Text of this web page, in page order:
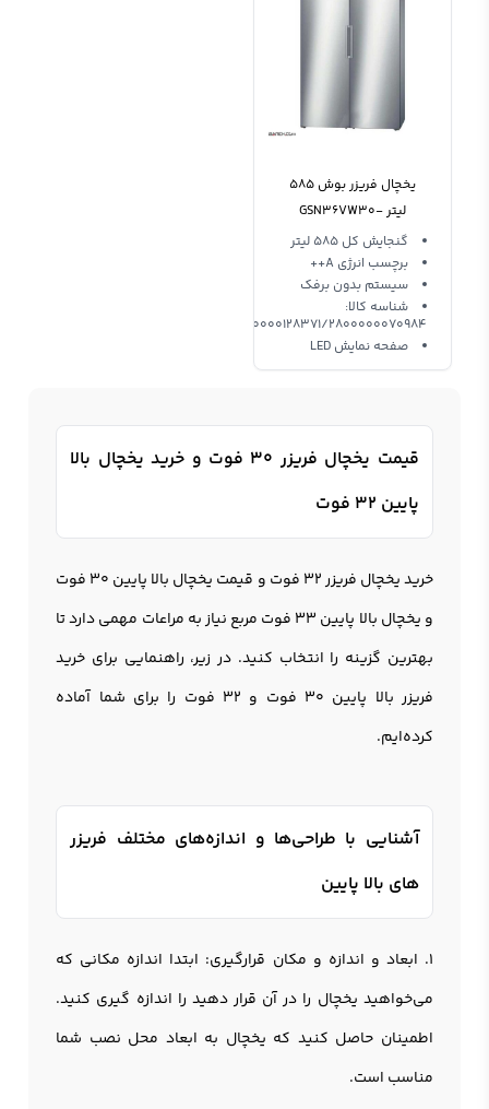
یخچال فریزر بوش 585
لیتر GSN36VW30-
KSV36VW30
REFRIGERATOR bosch
گنجایش کل 585 لیتر
برچسب انرژی A++
سیستم بدون برفک
شناسه کالا:
2800000128371/2800000070984
صفحه نمایش LED
قیمت یخچال فریزر 30 فوت و خرید یخچال بالا
پایین 32 فوت
خریدیخچال فریزر 32 فوت و قیمت یخچال بالا پایین 30 فوت
و یخچال بالا پایین 33 فوت مربع نیاز به مراعات مهمی دارد تا
بهترین گزینه را انتخاب کنید. در زیر، راهنمایی برای خرید
فریزر بالا پایین 30 فوت و 32 فوت را برای شما آماده
کرده‌ایم.
آشنایی با طراحی‌ها و اندازه‌های مختلف فریزر
های بالا پایین
1. ابعاد و اندازه و مکان قرارگیری: ابتدا اندازه مکانی که
می‌خواهید يخچال را در آن قرار دهید را اندازه گیری کنید.
اطمینان حاصل کنید که یخچال به ابعاد محل نصب شما
مناسب است.